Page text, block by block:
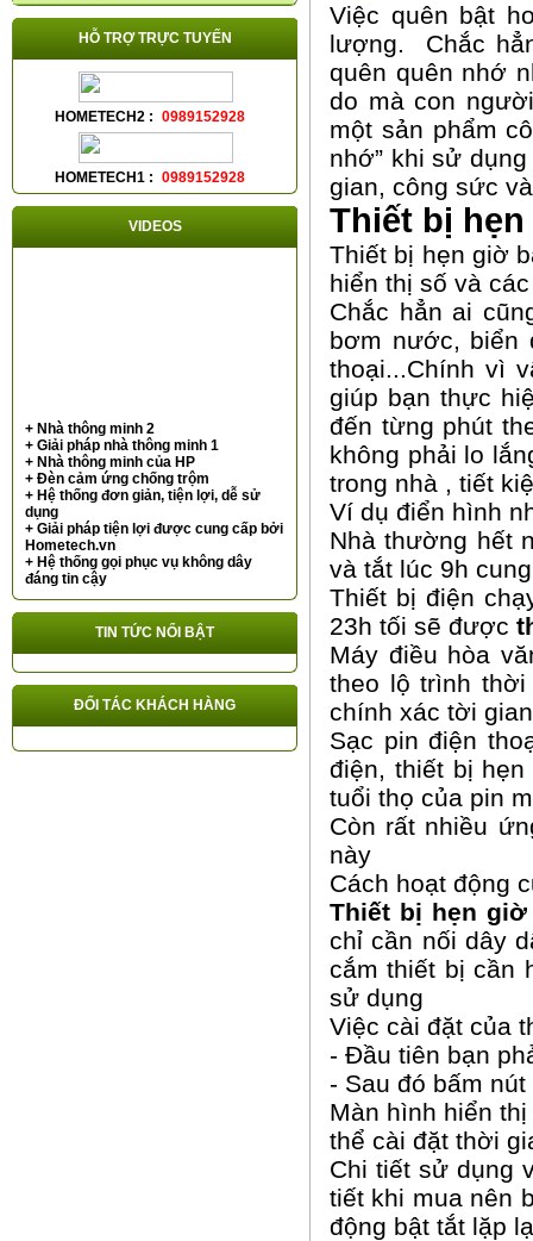
HỖ TRỢ TRỰC TUYẾN
HOMETECH2 : 0989152928
HOMETECH1 : 0989152928
VIDEOS
+ Nhà thông minh 2
+ Giải pháp nhà thông minh 1
+ Nhà thông minh của HP
+ Đèn cảm ứng chống trộm
+ Hệ thống đơn giản, tiện lợi, dễ sử
dụng
+ Giải pháp tiện lợi được cung cấp bởi
Hometech.vn
+ Hệ thống gọi phục vụ không dây
đáng tin cậy
TIN TỨC NỔI BẬT
ĐỐI TÁC KHÁCH HÀNG
Việc quên bật
lượng. Chắc
quên quên nhớ
do mà con
một sản phẩm
nhớ” khi sử
gian, công sức
Thiết bị
Thiết bị hẹn giờ
hiển thị số và
Chắc hẳn ai
bơm nước, biển
thoại...Chính vì
giúp bạn thực
đến từng phút
không phải lo
trong nhà , tiết
Ví dụ điển hình
Nhà thường hết
và tắt lúc 9h
Thiết bị điện
23h tối sẽ được
Máy điều hòa
theo lộ trình
chính xác tời
Sạc pin điện
điện, thiết bị
tuổi thọ của pin
Còn rất nhiều
này
Cách hoạt động
Thiết bị hẹn
chỉ cần nối dây
cắm thiết bị cần
sử dụng
Việc cài đặt của
- Đầu tiên bạn
- Sau đó bấm
Màn hình hiển
thể cài đặt thời
Chi tiết sử dụng
tiết khi mua nên
động bật tắt lặp